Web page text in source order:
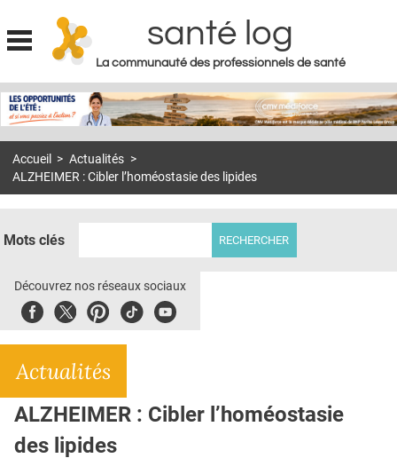
Jump to navigation
santé log
La communauté des professionnels de santé
MON COMPTE
S'ABONNER À LA REVUE SOIN À DOMICILE
DOSSIERS
E-REVUE SAD
L'APP
QUI SOMMES-NOUS ?
PUBLICITÉ
Accueil > Actualités >
ALZHEIMER : Cibler l’homéostasie des lipides
Mots clés
Découvrez nos réseaux sociaux
FacebookTwitterPinterest
TiktokYoubute
Actualités
ALZHEIMER : Cibler l’homéostasie
des lipides